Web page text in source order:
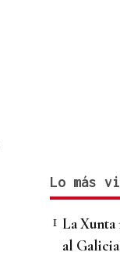
Lo más
La
al